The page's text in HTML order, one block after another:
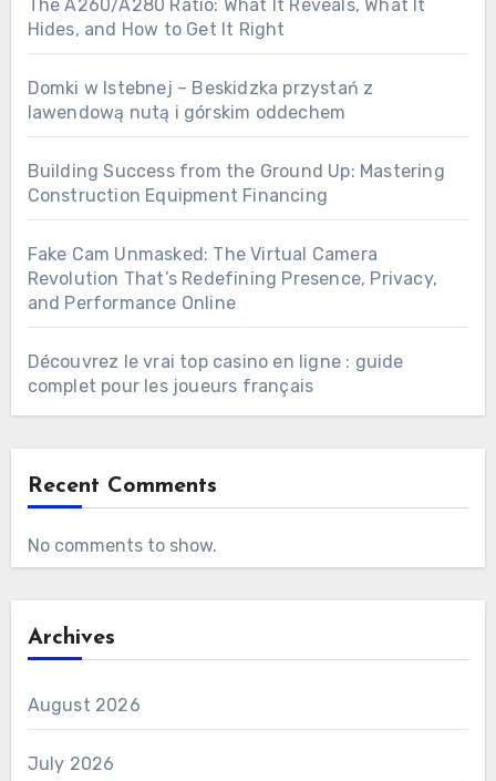
The A260/A280 Ratio: What It Reveals, What It
Hides, and How to Get It Right
Domki w Istebnej – Beskidzka przystań z
lawendową nutą i górskim oddechem
Building Success from the Ground Up: Mastering
Construction Equipment Financing
Fake Cam Unmasked: The Virtual Camera
Revolution That’s Redefining Presence, Privacy,
and Performance Online
Découvrez le vrai top casino en ligne : guide
complet pour les joueurs français
Recent Comments
No comments to show.
Archives
August 2026
July 2026